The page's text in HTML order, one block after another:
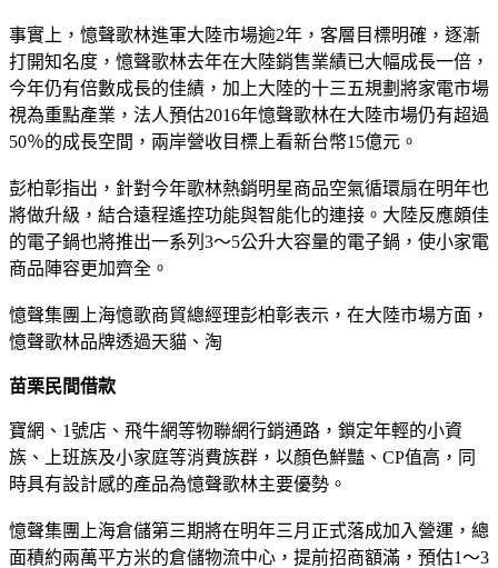
事實上，憶聲歌林進軍大陸市場逾2年，客層目標明確，逐漸
打開知名度，憶聲歌林去年在大陸銷售業績已大幅成長一倍，
今年仍有倍數成長的佳績，加上大陸的十三五規劃將家電市場
視為重點產業，法人預估2016年憶聲歌林在大陸市場仍有超過
50％的成長空間，兩岸營收目標上看新台幣15億元。
彭柏彰指出，針對今年歌林熱銷明星商品空氣循環扇在明年也
將做升級，結合遠程遙控功能與智能化的連接。大陸反應頗佳
的電子鍋也將推出一系列3～5公升大容量的電子鍋，使小家電
商品陣容更加齊全。
憶聲集團上海憶歌商貿總經理彭柏彰表示，在大陸市場方面，
憶聲歌林品牌透過天貓、淘
苗栗民間借款
寶網、1號店、飛牛網等物聯網行銷通路，鎖定年輕的小資
族、上班族及小家庭等消費族群，以顏色鮮豔、CP值高，同
時具有設計感的產品為憶聲歌林主要優勢。
憶聲集團上海倉儲第三期將在明年三月正式落成加入營運，總
面積約兩萬平方米的倉儲物流中心，提前招商額滿，預估1～3